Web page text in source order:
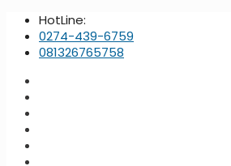
HotLine:
0274-439-6759
081326765758